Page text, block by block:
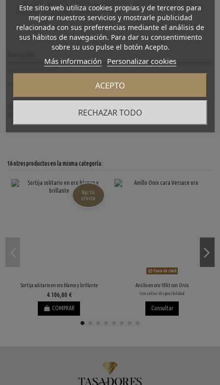
La tasación está sujeta a revisión y aceptación tras recibir y verificar las piezas.
No se descuenta automáticamente del carrito.
de los anillos. Peso: 7.7gr. Talla: 20.
16 otros productos en la misma categoría:
Sortija solitario en oro blanco y brillante
4.106,00 €
COMPRAR
Haz tu
oferta
Fuera de stock
Anillo en oro 18kt con Onix
Consultar disponibilidad
Consultar
Este sitio web utiliza cookies propias y de terceros para
mejorar nuestros servicios y mostrarle publicidad
relacionada con sus preferencias mediante el análisis de
sus hábitos de navegación. Para dar su consentimiento
sobre su uso pulse el botón Acepto.
Más información Personalizar cookies
RECHAZAR TODO
ACEPTO